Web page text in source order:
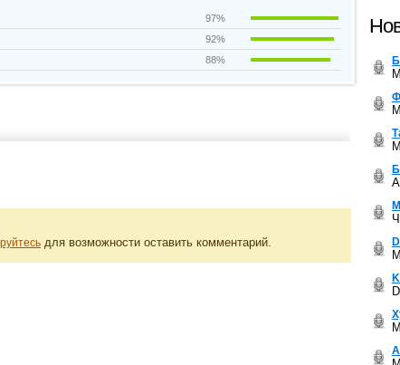
97%
92%
88%
для возможности оставить комментарий.